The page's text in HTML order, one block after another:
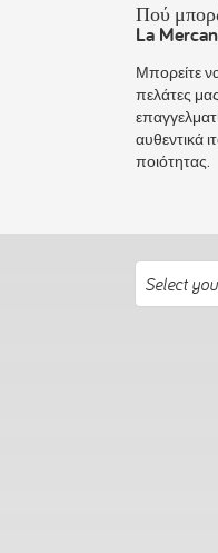
Πού
La
Μπορείτε
πελάτες μας
αυθεντικά
ποιότητας.